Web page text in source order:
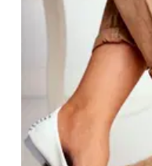
pado medžiaga
Vidpadžio medžiaga
Išorinė medžiaga
Bato priekis
Dydis